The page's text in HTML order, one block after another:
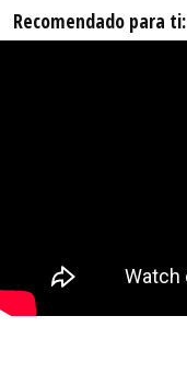
Recomendado para ti: